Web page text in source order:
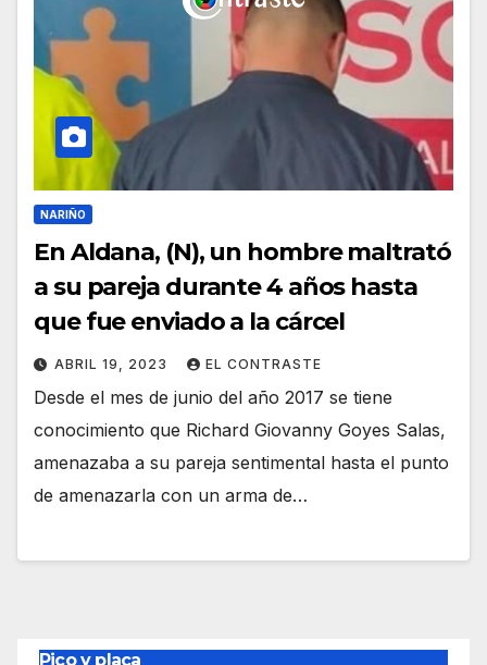
NARIÑO
En Aldana, (N), un hombre maltrató
a su pareja durante 4 años hasta
que fue enviado a la cárcel
ABRIL 19, 2023 EL CONTRASTE
Desde el mes de junio del año 2017 se tiene
conocimiento que Richard Giovanny Goyes Salas,
amenazaba a su pareja sentimental hasta el punto
de amenazarla con un arma de…
Pico y placa